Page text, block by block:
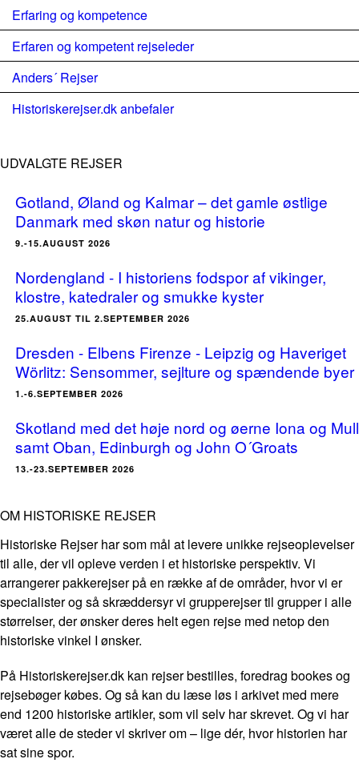
Erfaring og kompetence
Erfaren og kompetent rejseleder
Anders´ Rejser
Historiskerejser.dk anbefaler
UDVALGTE REJSER
Gotland, Øland og Kalmar – det gamle østlige
Danmark med skøn natur og historie
9.-15.AUGUST 2026
Nordengland - I historiens fodspor af vikinger,
klostre, katedraler og smukke kyster
25.AUGUST TIL 2.SEPTEMBER 2026
Dresden - Elbens Firenze - Leipzig og Haveriget
Wörlitz: Sensommer, sejlture og spændende byer
1.-6.SEPTEMBER 2026
Skotland med det høje nord og øerne Iona og Mull
samt Oban, Edinburgh og John O´Groats
13.-23.SEPTEMBER 2026
OM HISTORISKE REJSER
Historiske Rejser har som mål at levere unikke rejseoplevelser
til alle, der vil opleve verden i et historiske perspektiv. Vi
arrangerer pakkerejser på en række af de områder, hvor vi er
specialister og så skræddersyr vi grupperejser til grupper i alle
størrelser, der ønsker deres helt egen rejse med netop den
historiske vinkel I ønsker.
På Historiskerejser.dk kan rejser bestilles, foredrag bookes og
rejsebøger købes. Og så kan du læse løs i arkivet med mere
end 1200 historiske artikler, som vil selv har skrevet. Og vi har
været alle de steder vi skriver om – lige dér, hvor historien har
sat sine spor.